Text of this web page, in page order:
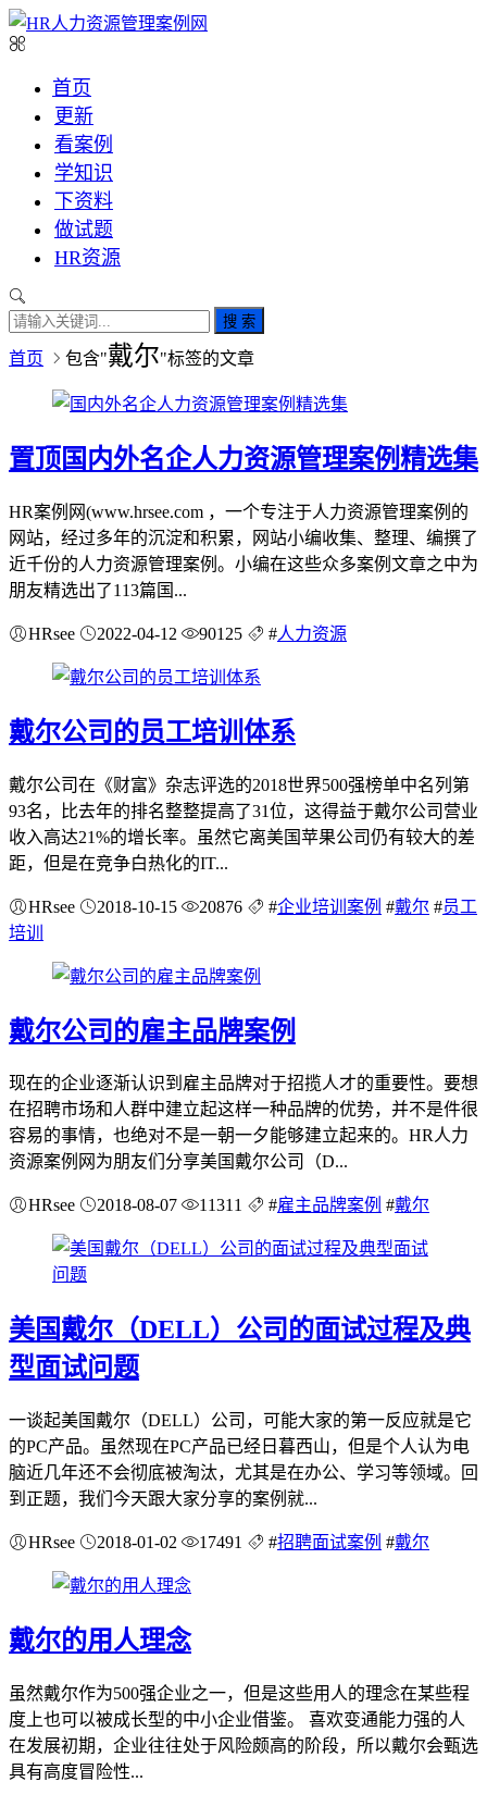
首页
更新
看案例
学知识
下资料
做试题
HR资源
搜 索
首页 包含"戴尔"标签的文章
置顶 国内外名企人力资源管理案例精选集
HR案例网(www.hrsee.com ，一个专注于人力资源管理案例的
网站，经过多年的沉淀和积累，网站小编收集、整理、编撰了
近千份的人力资源管理案例。小编在这些众多案例文章之中为
朋友精选出了113篇国...
HRsee 2022-04-12 90125 #人力资源
戴尔公司的员工培训体系
戴尔公司在《财富》杂志评选的2018世界500强榜单中名列第
93名，比去年的排名整整提高了31位，这得益于戴尔公司营业
收入高达21%的增长率。虽然它离美国苹果公司仍有较大的差
距，但是在竞争白热化的IT...
HRsee 2018-10-15 20876 #企业培训案例 #戴尔 #员工
培训
戴尔公司的雇主品牌案例
现在的企业逐渐认识到雇主品牌对于招揽人才的重要性。要想
在招聘市场和人群中建立起这样一种品牌的优势，并不是件很
容易的事情，也绝对不是一朝一夕能够建立起来的。HR人力
资源案例网为朋友们分享美国戴尔公司（D...
HRsee 2018-08-07 11311 #雇主品牌案例 #戴尔
美国戴尔（DELL）公司的面试过程及典
型面试问题
一谈起美国戴尔（DELL）公司，可能大家的第一反应就是它
的PC产品。虽然现在PC产品已经日暮西山，但是个人认为电
脑近几年还不会彻底被淘汰，尤其是在办公、学习等领域。回
到正题，我们今天跟大家分享的案例就...
HRsee 2018-01-02 17491 #招聘面试案例 #戴尔
戴尔的用人理念
虽然戴尔作为500强企业之一，但是这些用人的理念在某些程
度上也可以被成长型的中小企业借鉴。 喜欢变通能力强的人
在发展初期，企业往往处于风险颇高的阶段，所以戴尔会甄选
具有高度冒险性...